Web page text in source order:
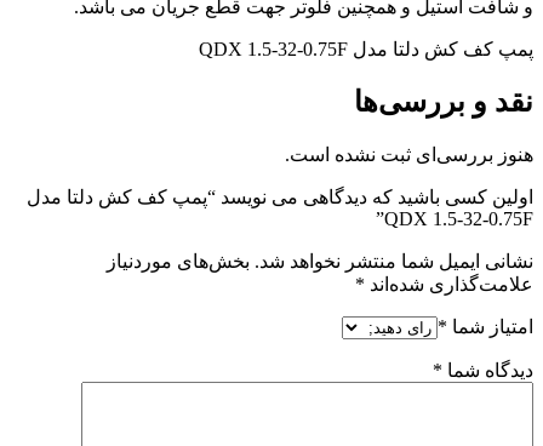
و شافت استیل و همچنین فلوتر جهت قطع جریان می باشد.
پمپ کف کش دلتا مدل QDX 1.5-32-0.75F
نقد و بررسی‌ها
هنوز بررسی‌ای ثبت نشده است.
اولین کسی باشید که دیدگاهی می نویسد “پمپ کف کش دلتا مدل
QDX 1.5-32-0.75F”
نشانی ایمیل شما منتشر نخواهد شد. بخش‌های موردنیاز
علامت‌گذاری شده‌اند *
امتیاز شما *
دیدگاه شما *